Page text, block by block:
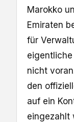
Marokko
Emiraten
für
nicht
den
auf ein
eingezahlt